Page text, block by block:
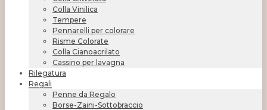
Colla Vinilica
Tempere
Pennarelli per colorare
Risme Colorate
Colla Cianoacrilato
Cassino per lavagna
Rilegatura
Regali
Penne da Regalo
Borse-Zaini-Sottobraccio